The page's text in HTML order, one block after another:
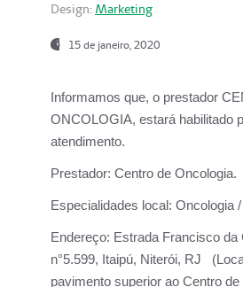
Design: Marketing
15 de janeiro, 2020
Informamos que, o prestador
ONCOLOGIA, estará habilitado
atendimento.
Prestador: Centro de Oncologia.
Especialidades local: Oncologia
Endereço: Estrada Francisco da
n°5.599, Itaipú, Niterói, RJ
pavimento superior ao Centro de